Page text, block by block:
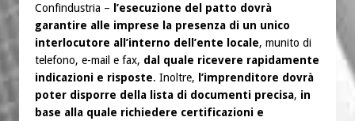
Confindustria – l’esecuzione del patto dovrà
garantire alle imprese la presenza di un unico
interlocutore all’interno dell’ente locale, munito di
telefono, e-mail e fax, dal quale ricevere rapidamente
indicazioni e risposte. Inoltre, l’imprenditore dovrà
poter disporre della lista di documenti precisa, in
base alla quale richiedere certificazioni e